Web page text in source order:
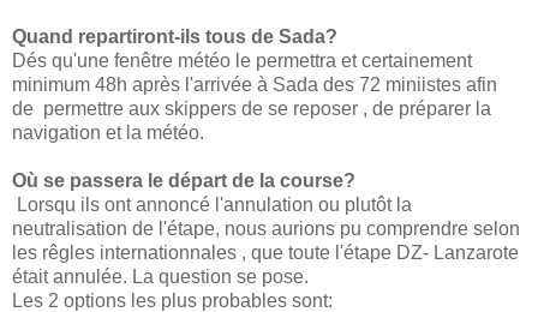
Quand repartiront-ils tous de Sada?
Dés qu'une fenêtre météo le permettra et certainement
minimum 48h après l'arrivée à Sada des 72 miniistes afin
de permettre aux skippers de se reposer , de préparer la
navigation et la météo.
Où se passera le départ de la course?
Lorsqu ils ont annoncé l'annulation ou plutôt la
neutralisation de l'étape, nous aurions pu comprendre selon
les rêgles internationnales , que toute l'étape DZ- Lanzarote
était annulée. La question se pose.
Les 2 options les plus probables sont: